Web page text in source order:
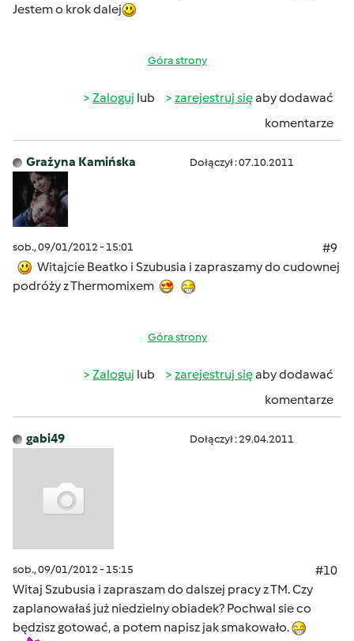
Jestem o krok dalej
Góra strony
Zaloguj lub zarejestruj sięaby dodawać
komentarze
Grażyna Kamińska Dołączył : 07.10.2011
sob., 09/01/2012 - 15:01
#9
Witajcie Beatko i Szubusia i zapraszamy do cudownej
podróży z Thermomixem
Góra strony
Zaloguj lub zarejestruj sięaby dodawać
komentarze
gabi49 Dołączył : 29.04.2011
sob., 09/01/2012 - 15:15
#10
Witaj Szubusia i zapraszam do dalszej pracy z TM. Czy
zaplanowałaś już niedzielny obiadek? Pochwal sie co
będzisz gotować, a potem napisz jak smakowało.